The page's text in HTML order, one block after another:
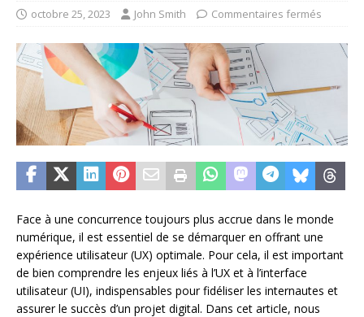
octobre 25, 2023 John Smith Commentaires fermés
Face à une concurrence toujours plus accrue dans le monde
numérique, il est essentiel de se démarquer en offrant une
expérience utilisateur (UX) optimale. Pour cela, il est important
de bien comprendre les enjeux liés à l’UX et à l’interface
utilisateur (UI), indispensables pour fidéliser les internautes et
assurer le succès d’un projet digital. Dans cet article, nous